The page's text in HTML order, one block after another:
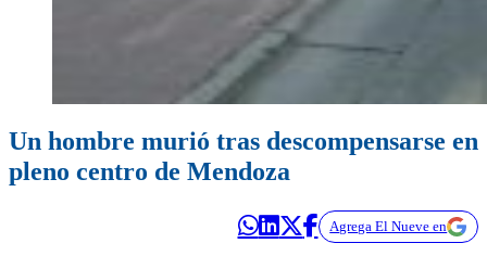
Un hombre murió tras descompensarse en
pleno centro de Mendoza
Agrega El Nueve en